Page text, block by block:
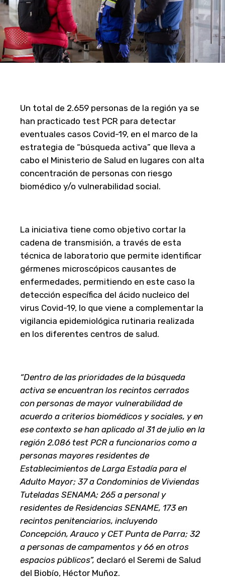
Un total de 2.659 personas de la región ya se
han practicado test PCR para detectar
eventuales casos Covid-19, en el marco de la
estrategia de “búsqueda activa” que lleva a
cabo el Ministerio de Salud en lugares con alta
concentración de personas con riesgo
biomédico y/o vulnerabilidad social.
La iniciativa tiene como objetivo cortar la
cadena de transmisión, a través de esta
técnica de laboratorio que permite identificar
gérmenes microscópicos causantes de
enfermedades, permitiendo en este caso la
detección específica del ácido nucleico del
virus Covid-19, lo que viene a complementar la
vigilancia epidemiológica rutinaria realizada
en los diferentes centros de salud.
“Dentro de las prioridades de la búsqueda
activa se encuentran los recintos cerrados
con personas de mayor vulnerabilidad de
acuerdo a criterios biomédicos y sociales, y en
ese contexto se han aplicado al 31 de julio en la
región 2.086 test PCR a funcionarios como a
personas mayores residentes de
Establecimientos de Larga Estadía para el
Adulto Mayor; 37 a Condominios de Viviendas
Tuteladas SENAMA; 265 a personal y
residentes de Residencias SENAME, 173 en
recintos penitenciarios, incluyendo
Concepción, Arauco y CET Punta de Parra; 32
a personas de campamentos y 66 en otros
espacios públicos”, declaró el Seremi de Salud
del Biobío, Héctor Muñoz.